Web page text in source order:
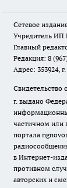
Сетевое
Учредитель ИП
Главный
Редакция: 8
Адрес: 353924,
г. выдано
частичном или
портала
в Интернет-
противном
авторских и